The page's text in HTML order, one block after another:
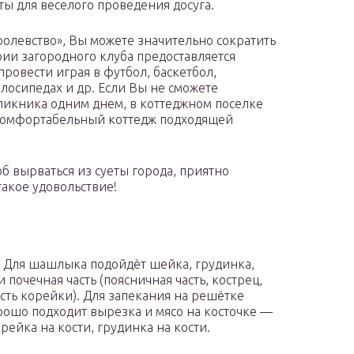
для веселого проведения досуга.
Вы можете значительно сократить
загородного клуба предоставляется
играя в футбол, баскетбол,
и др. Если Вы не сможете
одним днем, в коттеджном поселке
коттедж подходящей
из суеты города, приятно
удовольствие!
шашлыка подойдёт шейка, грудинка,
почечная часть (поясничная часть, кострец,
корейки). Для запекания на решётке
подходит вырезка и мясо на косточке —
на кости, грудинка на кости.